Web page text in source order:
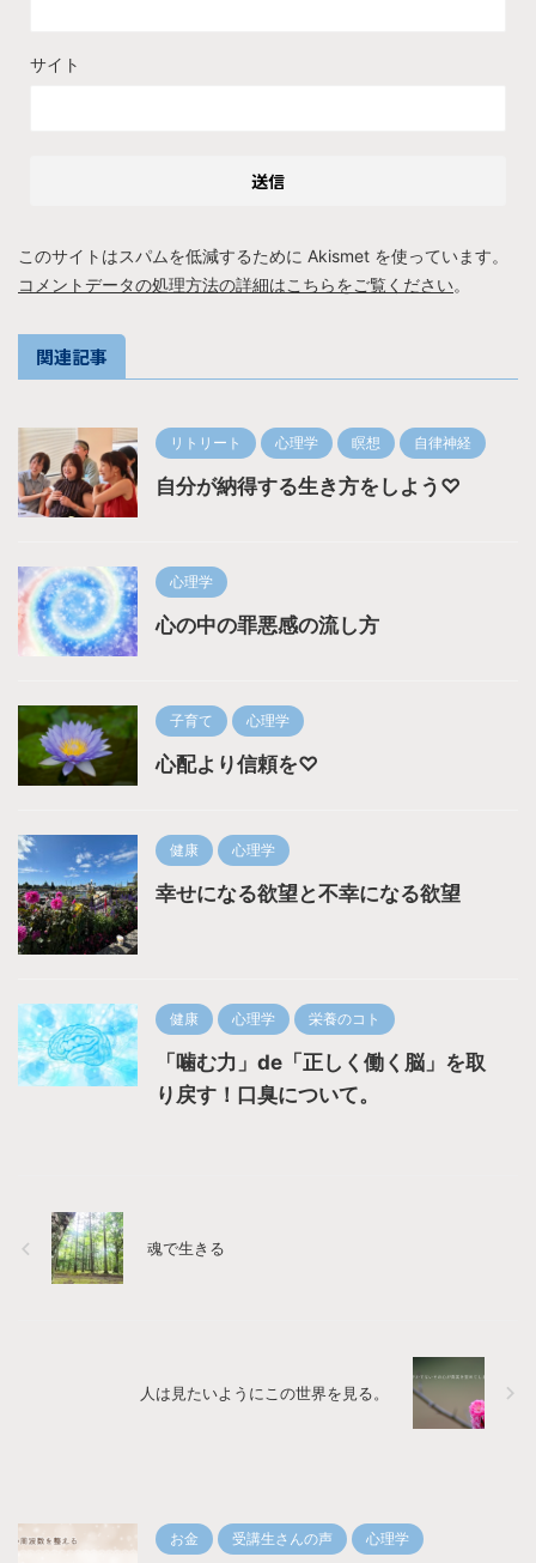
サイト
このサイトはスパムを低減するために Akismet を使っています。
コメントデータの処理方法の詳細はこちらをご覧ください。
関連記事
リトリート 心理学 瞑想 自律神経
自分が納得する生き方をしよう♡
心理学
心の中の罪悪感の流し方
子育て 心理学
心配より信頼を♡
健康 心理学
幸せになる欲望と不幸になる欲望
健康 心理学 栄養のコト
「噛む力」de「正しく働く脳」を取
り戻す！口臭について。
魂で生きる
人は見たいようにこの世界を見る。
お金 受講生さんの声 心理学